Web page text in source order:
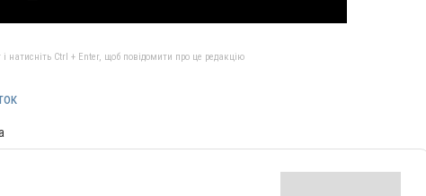
натисніть Ctrl + Enter, щоб повідомити про це редакцію